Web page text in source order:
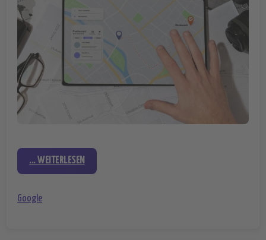
... WEITERLESEN
Google